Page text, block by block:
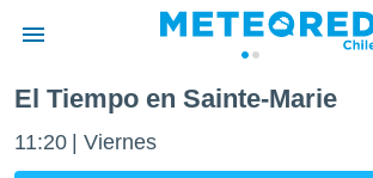
de
El Tiempo en Sainte-Marie
11:20 Viernes